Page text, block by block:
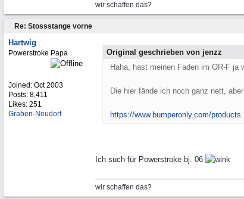
wir schaffen das?
Re: Stossstange vorne
Hartwig
Powerstroke Papa
Joined: Oct 2003
Posts: 8,411
Likes: 251
Graben-Neudorf
Original geschrieben von jenzz
Haha, hast meinen Faden im OR-F ja
Die hier fände ich noch ganz nett,
https://www.bumperonly.com/
Ich such für Powerstroke bj. 06
wir schaffen das?